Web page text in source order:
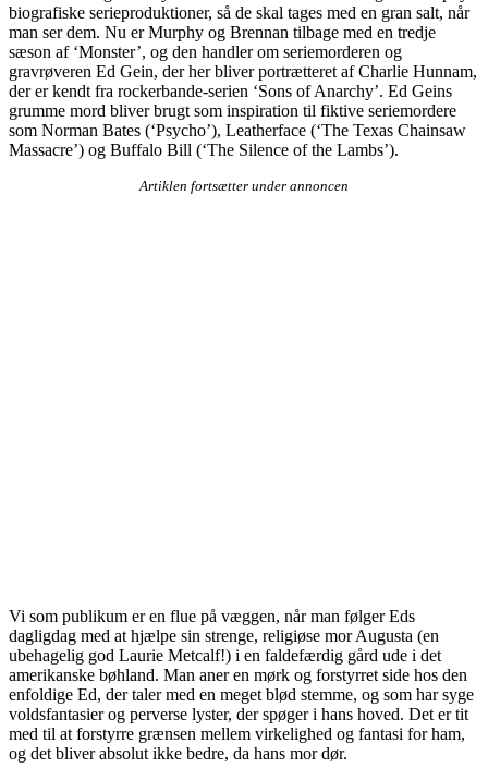
biografiske serieproduktioner, så de skal tages med en gran salt, når
man ser dem. Nu er Murphy og Brennan tilbage med en tredje
sæson af ‘Monster’, og den handler om seriemorderen og
gravrøveren Ed Gein, der her bliver portrætteret af Charlie Hunnam,
der er kendt fra rockerbande-serien ‘Sons of Anarchy’. Ed Geins
grumme mord bliver brugt som inspiration til fiktive seriemordere
som Norman Bates (‘Psycho’), Leatherface (‘The Texas Chainsaw
Massacre’) og Buffalo Bill (‘The Silence of the Lambs’).
Artiklen fortsætter under annoncen
Vi som publikum er en flue på væggen, når man følger Eds
dagligdag med at hjælpe sin strenge, religiøse mor Augusta (en
ubehagelig god Laurie Metcalf!) i en faldefærdig gård ude i det
amerikanske bøhland. Man aner en mørk og forstyrret side hos den
enfoldige Ed, der taler med en meget blød stemme, og som har syge
voldsfantasier og perverse lyster, der spøger i hans hoved. Det er tit
med til at forstyrre grænsen mellem virkelighed og fantasi for ham,
og det bliver absolut ikke bedre, da hans mor dør.